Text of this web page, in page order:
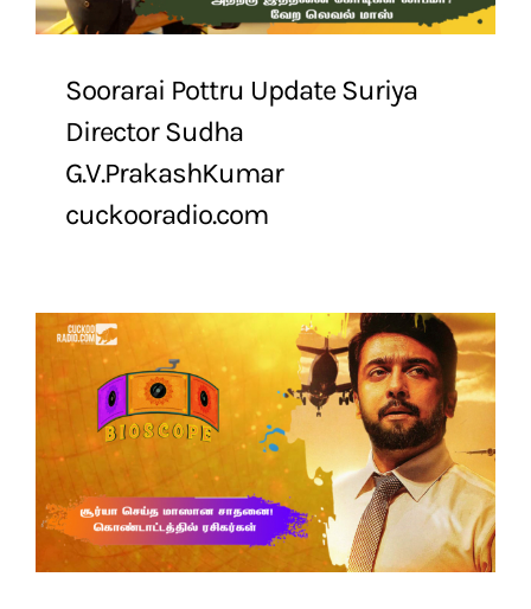
Soorarai Pottru Update Suriya
Director Sudha
G.V.PrakashKumar
cuckooradio.com